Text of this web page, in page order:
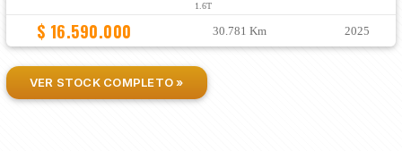
1.6T
$ 16.590.000 30.781 Km 2025
VER STOCK COMPLETO »